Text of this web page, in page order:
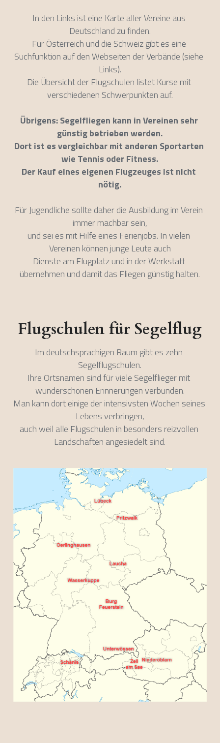
In den Links ist eine Karte aller Vereine aus
Deutschland zu finden.
Für Österreich und die Schweiz gibt es eine
Suchfunktion auf den Webseiten der Verbände (siehe
Links).
Die Übersicht der Flugschulen listet Kurse mit
verschiedenen Schwerpunkten auf.
Übrigens: Segelfliegen kann in Vereinen sehr
günstig betrieben werden.
Dort ist es vergleichbar mit anderen Sportarten
wie Tennis oder Fitness.
Der Kauf eines eigenen Flugzeuges ist nicht
nötig.
Für Jugendliche sollte daher die Ausbildung im Verein
immer machbar sein,
und sei es mit Hilfe eines Ferienjobs. In vielen
Vereinen können junge Leute auch
Dienste am Flugplatz und in der Werkstatt
übernehmen und damit das Fliegen günstig halten.
Flugschulen für Segelflug
Im deutschsprachigen Raum gibt es zehn
Segelflugschulen.
Ihre Ortsnamen sind für viele Segelflieger mit
wunderschönen Erinnerungen verbunden.
Man kann dort einige der intensivsten Wochen seines
Lebens verbringen,
auch weil alle Flugschulen in besonders reizvollen
Landschaften angesiedelt sind.